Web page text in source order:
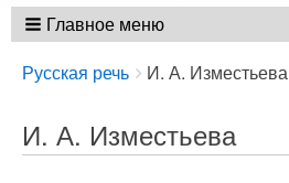
Главное меню
Breadcrumbs
You
here:
Русская речь И. А. Изместьева
И. А. Изместьева